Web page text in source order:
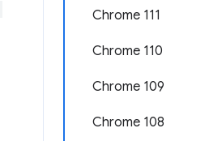
Chrome 111
Chrome 110
Chrome 109
Chrome 108